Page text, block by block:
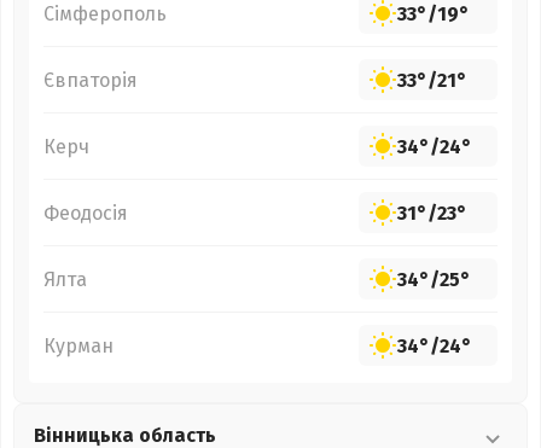
Сімферополь 33°/19°
Євпаторія 33°/21°
Керч 34°/24°
Феодосія 31°/23°
Ялта 34°/25°
Курман 34°/24°
Вінницька область